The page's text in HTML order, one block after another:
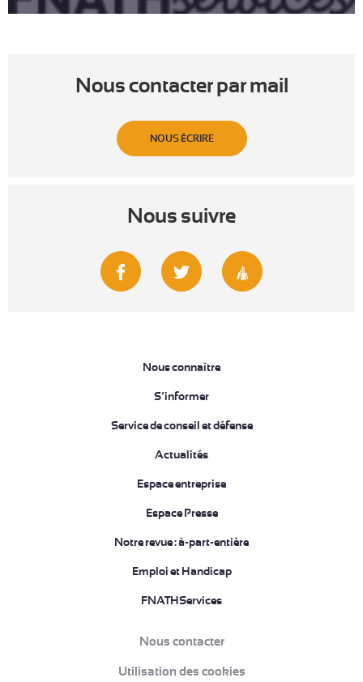
Nous contacter par mail
NOUS ÉCRIRE
Nous suivre
Nous connaître
S’informer
Service de conseil et défense
Actualités
Espace entreprise
Espace Presse
Notre revue : à-part-entière
Emploi et Handicap
FNATHServices
Nous contacter
Utilisation des cookies